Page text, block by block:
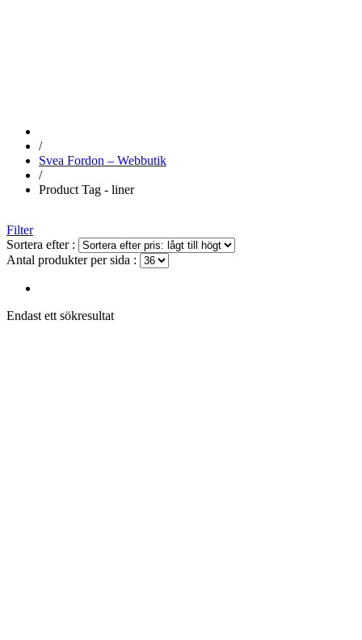
/
Svea Fordon – Webbutik
/
Product Tag - liner
Filter
Sortera efter :
Antal produkter per sida :
Endast ett sökresultat